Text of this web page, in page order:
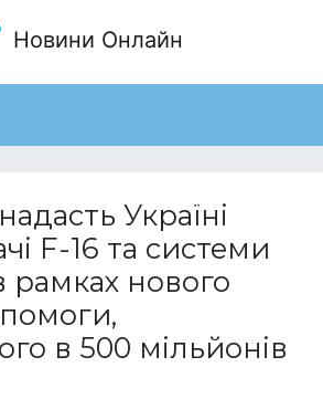
Новини Онлайн
Україні
F-16 та системи
рамках нового
в 500 мільйонів